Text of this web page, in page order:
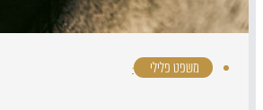
משפט פלילי ·